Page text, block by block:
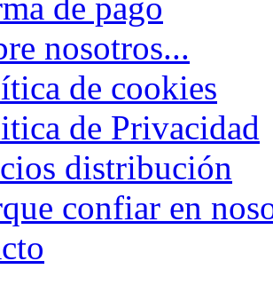
nosotros...
de cookies
de Privacidad
distribución
confiar en